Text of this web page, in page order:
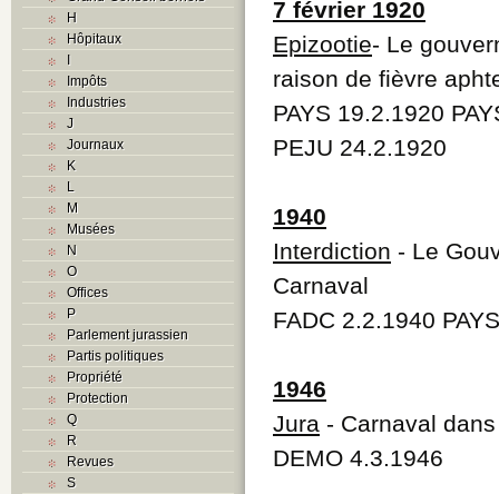
H
Hôpitaux
I
Impôts
Industries
J
Journaux
K
L
M
Musées
N
O
Offices
P
Parlement jurassien
Partis politiques
Propriété
Protection
Q
R
Revues
S
7 février 1920
Epizootie- Le
raison de fièvre
PAYS 19.2.1920
PEJU 24.2.1920
1940
Interdiction - Le
Carnaval
FADC 2.2.1940
1946
Jura - Carnaval
DEMO 4.3.1946